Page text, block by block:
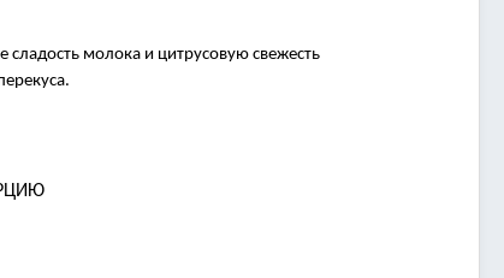
молока и цитрусовую свежесть